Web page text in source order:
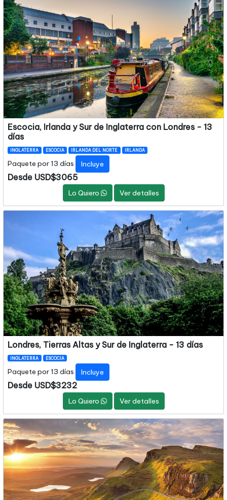
Escocia, Irlanda y Sur de Inglaterra con Londres - 13
días
INGLATERRA ESCOCIA IRLANDA DEL NORTE IRLANDA
Paquete por 13 días Incluye
Desde USD$3065
Lo Quiero Ver detalles
Londres, Tierras Altas y Sur de Inglaterra - 13 días
INGLATERRA ESCOCIA
Paquete por 13 días Incluye
Desde USD$3232
Lo Quiero Ver detalles